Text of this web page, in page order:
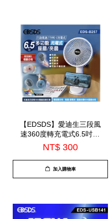
【EDSDS】愛迪生三段風
速360度轉充電式6.5吋座
扇/夾扇(EDS-B257)
NT$ 300
加入購物車